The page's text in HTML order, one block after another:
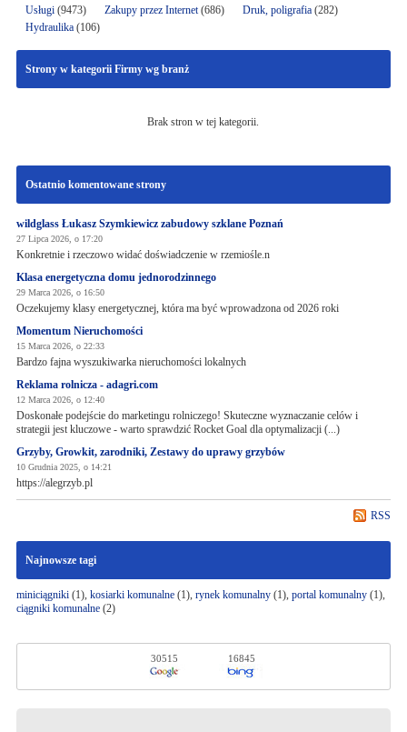
Usługi(9473) Zakupy przez Internet(686) Druk, poligrafia(282)
Hydraulika(106)
Strony w kategorii Firmy wg branż
Brak stron w tej kategorii.
Ostatnio komentowane strony
wildglass Łukasz Szymkiewicz zabudowy szklane Poznań
27 Lipca 2026, o 17:20
Konkretnie i rzeczowo widać doświadczenie w rzemiośle.n
Klasa energetyczna domu jednorodzinnego
29 Marca 2026, o 16:50
Oczekujemy klasy energetycznej, która ma być wprowadzona od 2026 roki
Momentum Nieruchomości
15 Marca 2026, o 22:33
Bardzo fajna wyszukiwarka nieruchomości lokalnych
Reklama rolnicza - adagri.com
12 Marca 2026, o 12:40
Doskonałe podejście do marketingu rolniczego! Skuteczne wyznaczanie celów i
strategii jest kluczowe - warto sprawdzić Rocket Goal dla optymalizacji (...)
Grzyby, Growkit, zarodniki, Zestawy do uprawy grzybów
10 Grudnia 2025, o 14:21
https://alegrzyb.pl
RSS
Najnowsze tagi
miniciągniki(1), kosiarki komunalne(1), rynek komunalny(1), portal komunalny(1),
ciągniki komunalne(2)
30515 16845